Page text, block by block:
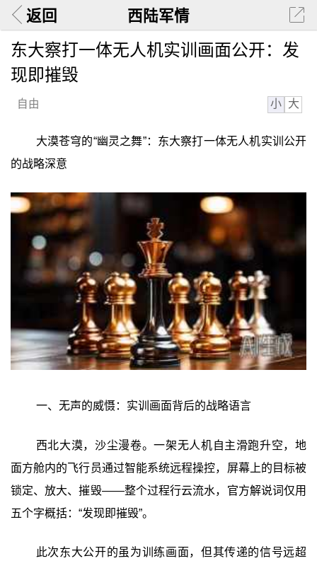
返回 西陆军情
东大察打一体无人机实训画面公开：发
现即摧毁
自由 小 大
大漠苍穹的“幽灵之舞”：东大察打一体无人机实训公开
的战略深意
一、无声的威慑：实训画面背后的战略语言
西北大漠，沙尘漫卷。一架无人机自主滑跑升空，地
面方舱内的飞行员通过智能系统远程操控，屏幕上的目标被
锁定、放大、摧毁——整个过程行云流水，官方解说词仅用
五个字概括：“发现即摧毁”。
此次东大公开的虽为训练画面，但其传递的信号远超